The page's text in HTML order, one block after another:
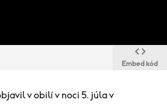
Embed kód
v obilí v noci 5. júla v